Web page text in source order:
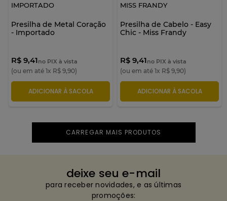
IMPORTADO
Presilha de Metal Coração
- Importado
R$ 9,41no PIX à vista
(ou em até 1x R$ 9,90)
ADICIONAR À SACOLA
MISS FRANDY
Presilha de Cabelo - Easy
Chic - Miss Frandy
R$ 9,41no PIX à vista
(ou em até 1x R$ 9,90)
ADICIONAR À SACOLA
deixe seu e-mail
para receber novidades, e as últimas
promoções: